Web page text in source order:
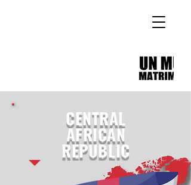
CENTRAL
AFRICAN
REPUBLIC